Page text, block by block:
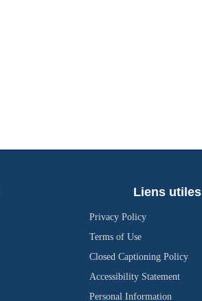
Liens utiles
Privacy Policy
Terms of Use
Closed Captioning Policy
Accessibility Statement
Personal Information